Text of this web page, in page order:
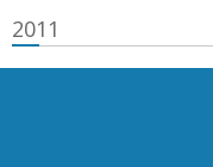
2011